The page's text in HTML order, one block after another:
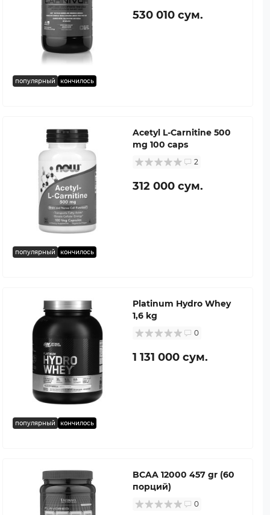
популярный кончилось
530 010 сум.
популярный кончилось
Acetyl L-Carnitine 500
mg 100 caps
2
312 000 сум.
популярный кончилось
Platinum Hydro Whey
1,6 kg
0
1 131 000 сум.
BCAA 12000 457 gr (60
порций)
0